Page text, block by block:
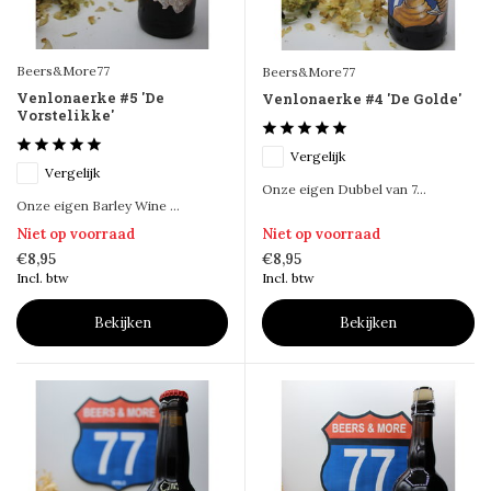
Beers&More77
Venlonaerke #5 'De
Vorstelikke'
Vergelijk
Onze eigen Barley Wine ...
Niet op voorraad
€8,95
Incl. btw
Bekijken
Beers&More77
Venlonaerke #4 'De Golde'
Vergelijk
Onze eigen Dubbel van 7...
Niet op voorraad
€8,95
Incl. btw
Bekijken